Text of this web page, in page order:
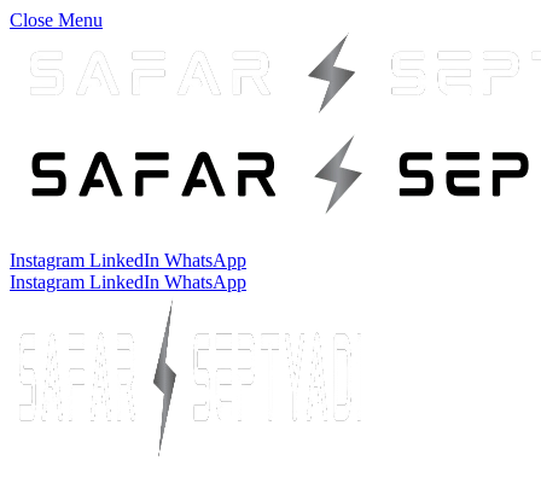
Close Menu
Instagram LinkedIn WhatsApp
Instagram LinkedIn WhatsApp